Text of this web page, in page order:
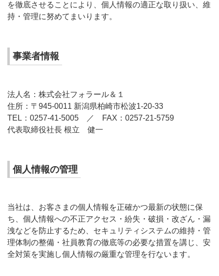
を徹底させることにより、個人情報の適正な取り扱い、維
持・管理に努めてまいります。
事業者情報
法人名：株式会社フォラール＆１
住所：〒945-0011 新潟県柏崎市松波1-20-33
TEL：0257-41-5005 ／ FAX：0257-21-5759
代表取締役社長 根立 健一
個人情報の管理
当社は、お客さまの個人情報を正確かつ最新の状態に保
ち、個人情報への不正アクセス・紛失・破損・改ざん・漏
洩などを防止するため、セキュリティシステムの維持・管
理体制の整備・社員教育の徹底等の必要な措置を講じ、安
全対策を実施し個人情報の厳重な管理を行ないます。